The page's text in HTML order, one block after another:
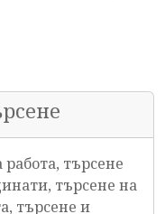
търсене
търсене на
търсене и